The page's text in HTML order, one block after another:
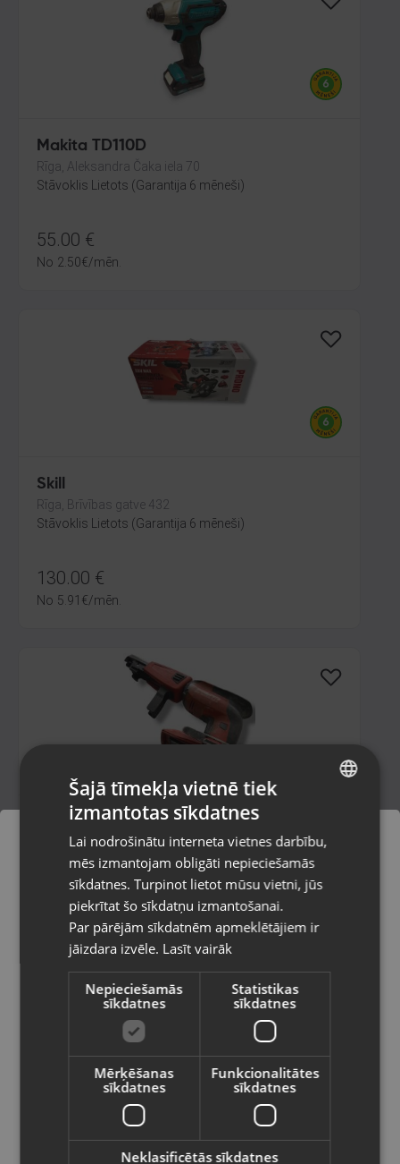
Makita TD110D
Rīga, Aleksandra Čaka iela 70
Stāvoklis Lietots (Garantija 6 mēneši)
55.00 €
No 2.50€/mēn.
Skill
Rīga, Brīvības gatve 432
Stāvoklis Lietots (Garantija 6 mēneši)
130.00 €
No 5.91 €/mēn.
Hilti SD 5000-A22
Daugavpils, Saules iela 55
Stāvoklis Lietots (Garantija 6 mēneši)
125.00€
/mēn.
DeWalt DCD708
Pasūtījumi tiks piegādāti uz
izvēlēto valsti
Vietnes saturs būs attēlots izvēlētajā
valodā
Valsts
Latviešu / Latvian
RUSSIAN
Šajā tīmekļa vietnē tiek
izmantotas sīkdatnes
Lai nodrošinātu interneta vietnes darbību,
mēs izmantojam obligāti nepieciešamās
sīkdatnes. Turpinot lietot mūsu vietni, jūs
piekrītat šo sīkdatņu izmantošanai.
Par pārējām sīkdatnēm apmeklētājiem ir
jāizdara izvēle. Lasīt vairāk
Nepieciešamās
sīkdatnes
Statistikas
sīkdatnes
Mērķēšanas
sīkdatnes
Funkcionalitātes
sīkdatnes
Neklasificētās sīkdatnes